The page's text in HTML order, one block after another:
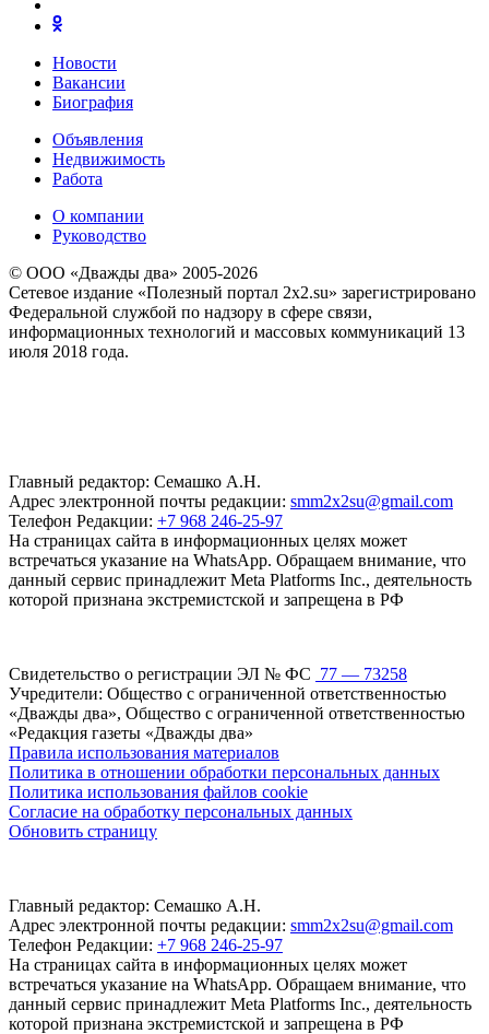
Новости
Вакансии
Биография
Объявления
Недвижимость
Работа
О компании
Руководство
© ООО «Дважды два» 2005-2026
Сетевое издание «Полезный портал 2x2.su» зарегистрировано
Федеральной службой по надзору в сфере связи,
информационных технологий и массовых коммуникаций 13
июля 2018 года.
Главный редактор: Семашко А.Н.
Адрес электронной почты редакции: smm2x2su@gmail.com
Телефон Редакции: +7 968 246-25-97
На страницах сайта в информационных целях может
встречаться указание на WhatsApp. Обращаем внимание, что
данный сервис принадлежит Meta Platforms Inc., деятельность
которой признана экстремистской и запрещена в РФ
Свидетельство о регистрации ЭЛ № ФС 77 — 73258
Учредители: Общество с ограниченной ответственностью
«Дважды два», Общество с ограниченной ответственностью
«Редакция газеты «Дважды два»
Правила использования материалов
Политика в отношении обработки персональных данных
Политика использования файлов cookie
Согласие на обработку персональных данных
Обновить страницу
Главный редактор: Семашко А.Н.
Адрес электронной почты редакции: smm2x2su@gmail.com
Телефон Редакции: +7 968 246-25-97
На страницах сайта в информационных целях может
встречаться указание на WhatsApp. Обращаем внимание, что
данный сервис принадлежит Meta Platforms Inc., деятельность
которой признана экстремистской и запрещена в РФ